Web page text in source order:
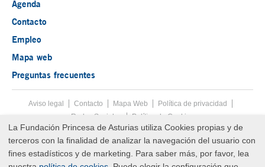
Agenda
Contacto
Empleo
Mapa web
Preguntas frecuentes
Menú pie
Aviso legal Tecla de acceso 8
Contacto Mapa Web
Política de privacidad
Redes Sociales
Política de Cookies
Fin menú pie
© Copyright Thu Aug 06 02:08:48 UTC 2026 Fundación Princesa de
Asturias
La Fundación Princesa de Asturias utiliza Cookies propias y de
terceros con la finalidad de analizar la navegación del usuario con
fines estadísticos y de marketing. Para saber más, por favor, lea